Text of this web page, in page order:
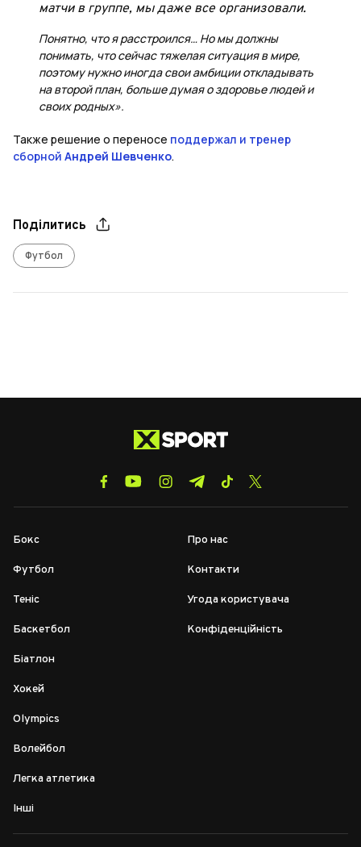
матчи в группе, мы даже все организовали.
Понятно, что я расстроился… Но мы должны
понимать, что сейчас тяжелая ситуация в мире,
поэтому нужно иногда свои амбиции откладывать
на второй план, больше думая о здоровье людей и
своих родных».
Также решение о переносе поддержал и тренер
сборной Андрей Шевченко.
Поділитись
Футбол
Бокс
Футбол
Теніс
Баскетбол
Біатлон
Хокей
Olympics
Волейбол
Легка атлетика
Інші
Про нас
Контакти
Угода користувача
Конфіденційність